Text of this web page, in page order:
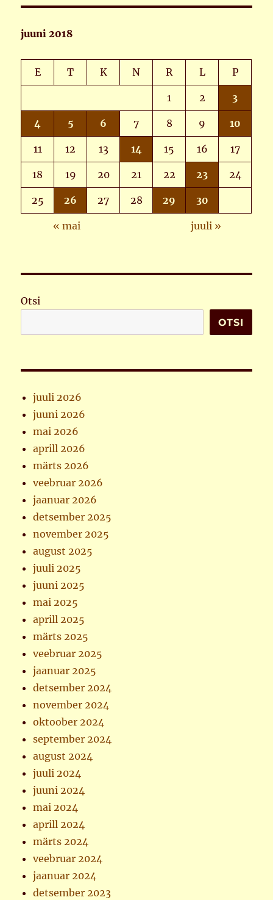
juuni 2018
E T K N R L P
1 2 3
4 5 6 7 8 9 10
11 12 13 14 15 16 17
18 19 20 21 22 23 24
25 26 27 28 29 30
« mai juuli »
Otsi
OTSI
juuli 2026
juuni 2026
mai 2026
aprill 2026
märts 2026
veebruar 2026
jaanuar 2026
detsember 2025
november 2025
august 2025
juuli 2025
juuni 2025
mai 2025
aprill 2025
märts 2025
veebruar 2025
jaanuar 2025
detsember 2024
november 2024
oktoober 2024
september 2024
august 2024
juuli 2024
juuni 2024
mai 2024
aprill 2024
märts 2024
veebruar 2024
jaanuar 2024
detsember 2023